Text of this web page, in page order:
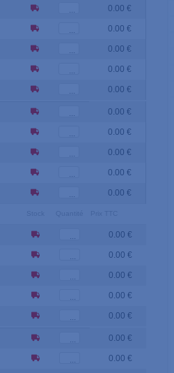
0.00 €
0.00 €
0.00 €
0.00 €
0.00 €
0.00 €
0.00 €
0.00 €
0.00 €
0.00 €
0.00 €
0.00 €
0.00 €
0.00 €
0.00 €
0.00 €
0.00 €